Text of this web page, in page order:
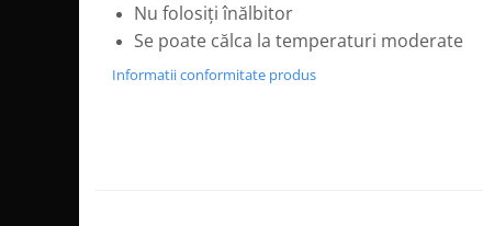
Nu folosiți înălbitor
Se poate călca la temperaturi moderate
Informatii conformitate produs